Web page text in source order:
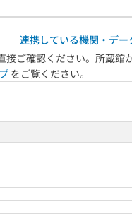
連携している機関・デ
ご確認ください。所蔵館
をご覧ください。